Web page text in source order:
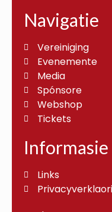
Navigatie
Vereiniging
Evenemente
Media
Spónsore
Webshop
Tickets
Informasie
Links